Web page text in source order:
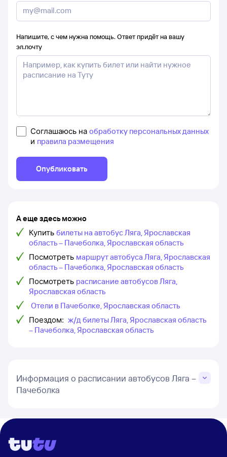
Напишите, с чем нужна помощь. Ответ придёт на вашу
эл.почту
Соглашаюсь на обработку персональных данных
и правила размещения
Опубликовать
А еще здесь можно
Купить билеты на автобус Ляга, Ярославская
область – Пачеболка, Ярославская область
Посмотреть маршрут автобуса Ляга, Ярославская
область – Пачеболка, Ярославская область
Посмотреть расписание автобусов Ляга,
Ярославская область
Отели в Пачеболке, Ярославская область
Поездом: ж/д билеты Ляга, Ярославская область
– Пачеболка, Ярославская область
Информация о расписании автобусов Ляга –
Пачеболка